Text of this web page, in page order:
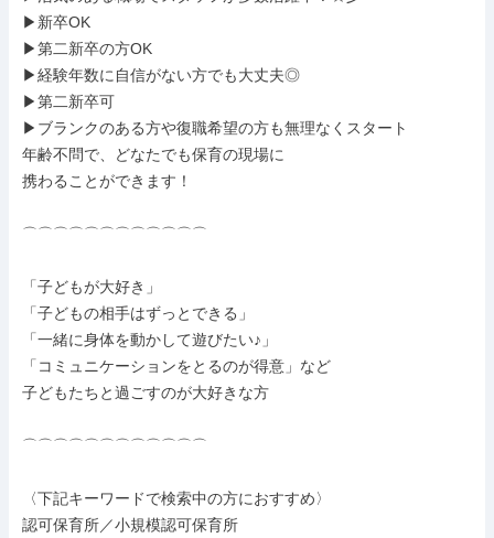
▶新卒OK
▶第二新卒の方OK
▶経験年数に自信がない方でも大丈夫◎
▶第二新卒可
▶ブランクのある方や復職希望の方も無理なくスタート
年齢不問で、どなたでも保育の現場に
携わることができます！
⌒⌒⌒⌒⌒⌒⌒⌒⌒⌒⌒⌒
「子どもが大好き」
「子どもの相手はずっとできる」
「一緒に身体を動かして遊びたい♪」
「コミュニケーションをとるのが得意」など
子どもたちと過ごすのが大好きな方
⌒⌒⌒⌒⌒⌒⌒⌒⌒⌒⌒⌒
〈下記キーワードで検索中の方におすすめ〉
認可保育所／小規模認可保育所